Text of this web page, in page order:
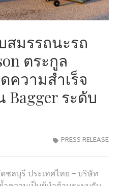
สมรรถนะรถ
ตระกูล
ความสำเร็จ
ระดับ
PRESS RELEASE
ชลบุรี ประเทศไทย – บริษัท